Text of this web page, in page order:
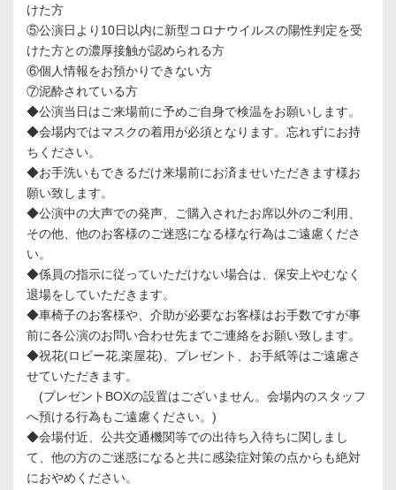
けた方
⑤公演日より10日以内に新型コロナウイルスの陽性判定を受
けた方との濃厚接触が認められる方
⑥個人情報をお預かりできない方
⑦泥酔されている方
◆公演当日はご来場前に予めご自身で検温をお願いします。
◆会場内ではマスクの着用が必須となります。忘れずにお持
ちください。
◆お手洗いもできるだけ来場前にお済ませいただきます様お
願い致します。
◆公演中の大声での発声、ご購入されたお席以外のご利用、
その他、他のお客様のご迷惑になる様な行為はご遠慮くださ
い。
◆係員の指示に従っていただけない場合は、保安上やむなく
退場をしていただきます。
◆車椅子のお客様や、介助が必要なお客様はお手数ですが事
前に各公演のお問い合わせ先までご連絡をお願い致します。
◆祝花(ロビー花,楽屋花)、プレゼント、お手紙等はご遠慮さ
せていただきます。
(プレゼントBOXの設置はございません。会場内のスタッフ
へ預ける行為もご遠慮ください。)
◆会場付近、公共交通機関等での出待ち入待ちに関しまし
て、他の方のご迷惑になると共に感染症対策の点からも絶対
におやめください。